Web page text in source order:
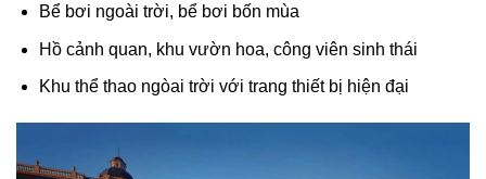
Bể bơi ngoài trời, bể bơi bốn mùa
Hồ cảnh quan, khu vườn hoa, công viên sinh thái
Khu thể thao ngòai trời với trang thiết bị hiện đại